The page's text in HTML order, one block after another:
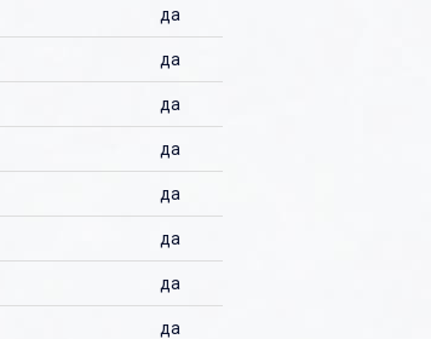
да
да
да
да
да
да
да
да